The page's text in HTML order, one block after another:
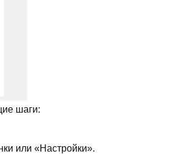
шаги:
или «Настройки».